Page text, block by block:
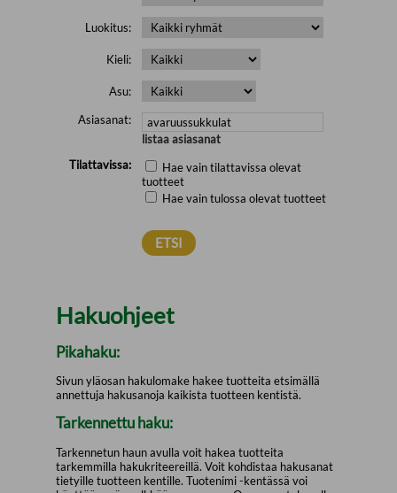
Luokitus:
Kieli:
Asu:
Asiasanat:
listaa asiasanat
Tilattavissa:
Hae vain tilattavissa olevat
tuotteet
Hae vain tulossa olevat tuotteet
Hakuohjeet
Pikahaku:
Sivun yläosan hakulomake hakee tuotteita etsimällä
annettuja hakusanoja kaikista tuotteen kentistä.
Tarkennettu haku:
Tarkennetun haun avulla voit hakea tuotteita
tarkemmilla hakukriteereillä. Voit kohdistaa hakusanat
tietyille tuotteen kentille. Tuotenimi -kentässä voi